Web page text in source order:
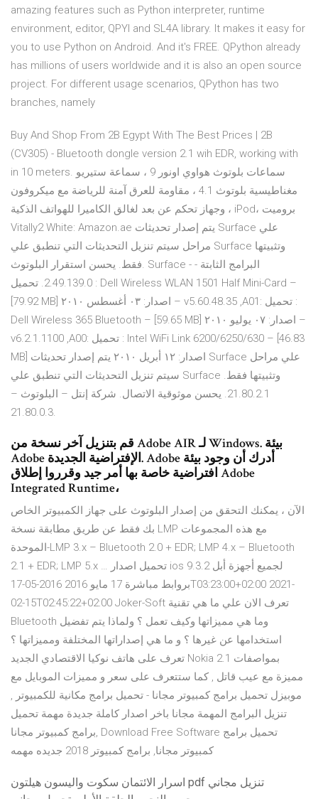
amazing features such as Python interpreter, runtime
environment, editor, QPYI and SL4A library. It makes it easy for
you to use Python on Android. And it's FREE. QPython already
has millions of users worldwide and it is also an open source
project. For different usage scenarios, QPython has two
branches, namely
Buy And Shop From 2B Egypt With The Best Prices | 2B
(CV305) - Bluetooth dongle version 2.1 wih EDR, working with
in 10 meters. سماعات بلوتوث هواوي اونور 9 ، سماعة ستيريو
مغناطيسية بلوتوث 4.1 ، مقاومة للعرق آمنة للرياضة مع ميكروفون
وجهاز تحكم عن بعد لغالق الكاميرا للهواتف الذكية ، iPod، بروميت
Vitally2 White: Amazon.ae يتم إصدار تحديثات Surface علي
مراحل سيتم تنزيل التحديثات التي تنطبق علي Surface وتثبيتها
فقط. يحسن استقرار البلوتوث. Surface - البرامج الثابتة -
2.49.139.0. تحميل : Dell Wireless WLAN 1501 Half Mini-Card –
[79.92 MB] اصدار: ٠٣ أغسطس ٢٠١٠ – v5.60.48.35 ,A01: تحميل :
Dell Wireless 365 Bluetooth – [59.65 MB] اصدار: ٠٧ يوليو ٢٠١٠ –
v6.2.1.1100 ,A00: تحميل : Intel WiFi Link 6200/6250/630 – [46.83
MB] اصدار: ١٢ أبريل ٢٠١٠ يتم إصدار تحديثات Surface علي مراحل
سيتم تنزيل التحديثات التي تنطبق علي Surface وتثبيتها فقط.
21.80.2.1. يحسن موثوقية الاتصال. شركة إنتل – البلوتوث –
21.80.0.3.
قم بتنزيل آخر نسخة من Adobe AIR لـ Windows. بيئة
Adobe الإفتراضية الجديدة. Adobe أدرك أن وجود بيئة
افتراضية خاصة بها أمر جيد وقرروا إطلاق Adobe
Integrated Runtime،
الآن ، يمكنك التحقق من إصدار البلوتوث على جهاز الكمبيوتر الخاص
بك فقط عن طريق مطابقة نسخة LMP مع هذه المجموعات
الموحدة-LMP 3.x – Bluetooth 2.0 + EDR; LMP 4.x – Bluetooth
2.1 + EDR; LMP 5.x … تحميل اصدار ios 9.3.2 لجميع أجهزة أبل
بروابط مباشرة 17 مايو 2016 2016-05-17T03:23:00+02:00 2021-
02-15T02:45:22+02:00 Joker-Soft تعرف الان علي ما هي تقنية
Bluetooth وما هي مميزاتها وكيف تعمل ؟ ولماذا يتم تفضيل
استخدامها عن غيرها ؟ و ما هي إصداراتها المختلفة ومميزاتها ؟
تعرف على هاتف نوكيا الاقتصادي الجديد Nokia 2.1 بمواصفات
مميزة مع عيب قاتل , كما ستتعرف على سعر و مميزات الموبايل مع
موبيزل تحميل برامج كمبيوتر مجانا - تحميل برامج مكانية للكمبيوتر ,
تنزيل البرامج المهمة مجانا باخر اصدار كاملة جديدة مهمة تحميل
برامج كمبيوتر مجانا, Download Free Software تحميل برامج
كمبيوتر مجانا, برامج كمبيوتر 2018 جديده مهمه
اسرار الائتمان سكوت واليسون هيلتون pdf تنزيل مجاني